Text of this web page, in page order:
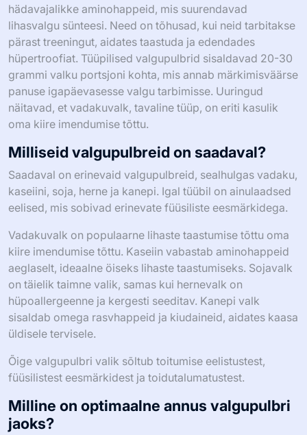
hädavajalikke aminohappeid, mis suurendavad
lihasvalgu sünteesi. Need on tõhusad, kui neid tarbitakse
pärast treeningut, aidates taastuda ja edendades
hüpertroofiat. Tüüpilised valgupulbrid sisaldavad 20-30
grammi valku portsjoni kohta, mis annab märkimisväärse
panuse igapäevasesse valgu tarbimisse. Uuringud
näitavad, et vadakuvalk, tavaline tüüp, on eriti kasulik
oma kiire imendumise tõttu.
Milliseid valgupulbreid on saadaval?
Saadaval on erinevaid valgupulbreid, sealhulgas vadaku,
kaseiini, soja, herne ja kanepi. Igal tüübil on ainulaadsed
eelised, mis sobivad erinevate füüsiliste eesmärkidega.
Vadakuvalk on populaarne lihaste taastumise tõttu oma
kiire imendumise tõttu. Kaseiin vabastab aminohappeid
aeglaselt, ideaalne öiseks lihaste taastumiseks. Sojavalk
on täielik taimne valik, samas kui hernevalk on
hüpoallergeenne ja kergesti seeditav. Kanepi valk
sisaldab omega rasvhappeid ja kiudaineid, aidates kaasa
üldisele tervisele.
Õige valgupulbri valik sõltub toitumise eelistustest,
füüsilistest eesmärkidest ja toidutalumatustest.
Milline on optimaalne annus valgupulbri
jaoks?